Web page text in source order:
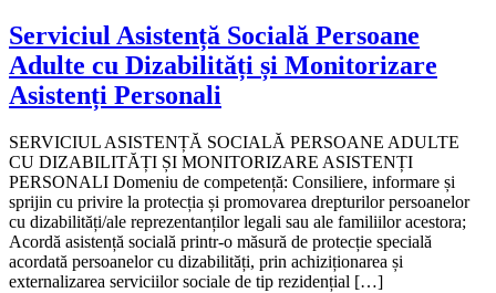
Serviciul Asistență Socială Persoane
Adulte cu Dizabilități și Monitorizare
Asistenți Personali
SERVICIUL ASISTENȚĂ SOCIALĂ PERSOANE ADULTE
CU DIZABILITĂȚI ȘI MONITORIZARE ASISTENȚI
PERSONALI Domeniu de competență: Consiliere, informare și
sprijin cu privire la protecția și promovarea drepturilor persoanelor
cu dizabilități/ale reprezentanților legali sau ale familiilor acestora;
Acordă asistență socială printr-o măsură de protecție specială
acordată persoanelor cu dizabilități, prin achiziționarea și
externalizarea serviciilor sociale de tip rezidențial […]